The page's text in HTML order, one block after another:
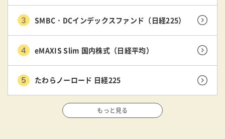
SMBC・DCインデックスファンド（日経225）
eMAXIS Slim 国内株式（日経平均）
たわらノーロード 日経225
もっと見る